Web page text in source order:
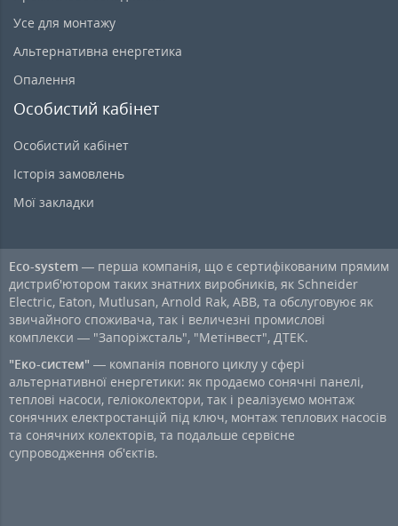
Усе для монтажу
Альтернативна енергетика
Опалення
Особистий кабінет
Особистий кабінет
Історія замовлень
Мої закладки
Eco-system — перша компанія, що є сертифікованим прямим
дистриб'ютором таких знатних виробників, як Schneider
Electric, Eaton, Mutlusan, Arnold Rak, ABB, та обслуговуює як
звичайного споживача, так і величезні промислові
комплекси — "Запоріжсталь", "Метінвест", ДТЕК.
"Еко-систем" — компанія повного циклу у сфері
альтернативної енергетики: як продаємо сонячні панелі,
теплові насоси, геліоколектори, так і реалізуємо монтаж
сонячних електростанцій під ключ, монтаж теплових насосів
та сонячних колекторів, та подальше сервісне
супроводження об'єктів.